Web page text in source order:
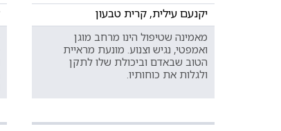
יקנעם עילית, קרית טבעון
מאמינה שטיפול הינו מרחב מוגן
ואמפטי, נגיש וצנוע. מונעת מראיית
הטוב שבאדם וביכולת שלו לתקן
ולגלות את כוחותיו.